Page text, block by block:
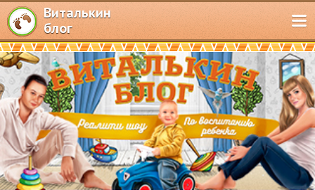
Виталькин
блог